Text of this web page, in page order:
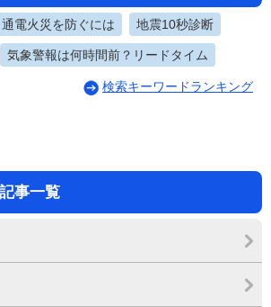
通電火災を防ぐには 地震10秒診断
気象警報は何時間前？リードタイム
検索キーワードランキング
事一覧